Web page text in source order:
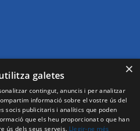
×
galetes
contingut, anuncis i per analitzar
informació sobre el vostre ús del
socis publicitaris i analítics que poden
que els heu proporcionat o que han
ús dels seus serveis. Llegir-ne més